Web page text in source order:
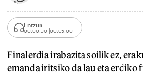
Entzun
00:00:00 00:05:00
Finalerdia irabazita soilik ez,
emanda iritsiko da lau eta erdiko